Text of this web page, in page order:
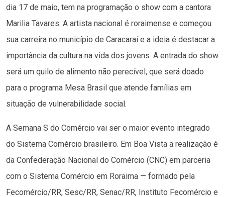
dia 17 de maio, tem na programação o show com a cantora
Marilia Tavares. A artista nacional é roraimense e começou
sua carreira no município de Caracaraí e a ideia é destacar a
importância da cultura na vida dos jovens. A entrada do show
será um quilo de alimento não perecível, que será doado
para o programa Mesa Brasil que atende famílias em
situação de vulnerabilidade social.
A Semana S do Comércio vai ser o maior evento integrado
do Sistema Comércio brasileiro. Em Boa Vista a realização é
da Confederação Nacional do Comércio (CNC) em parceria
com o Sistema Comércio em Roraima — formado pela
Fecomércio/RR, Sesc/RR, Senac/RR, Instituto Fecomércio e